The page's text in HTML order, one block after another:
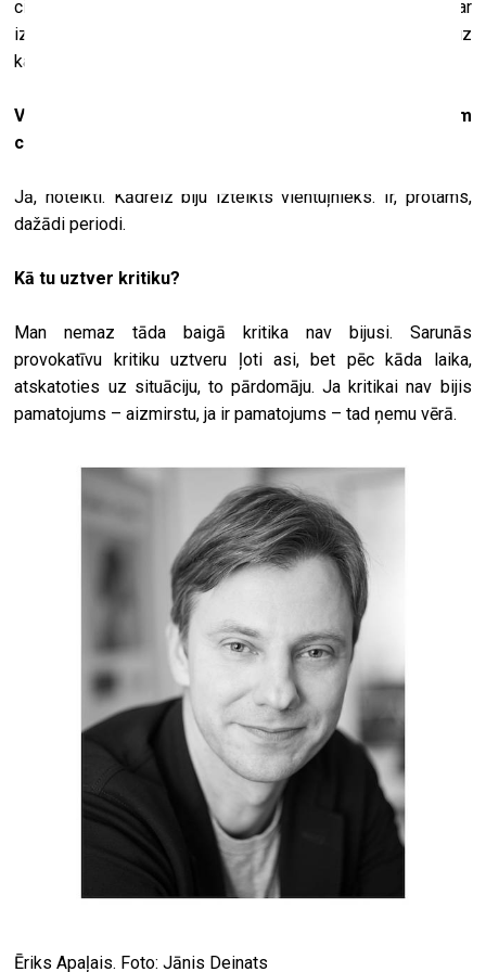
cilvēkam izkristalizējas pamatlietas, un tad vide īsti nevar
izsist no sliedēm. Varbūt laika gaitā izveidojas paļāvība uz
kaut ko nezināmu. Protams, viss var arī sagrozīties.
Vai tev ir nepieciešama komunikācija ar citiem
cilvēkiem?
Jā, noteikti. Kādreiz biju izteikts vientuļnieks. Ir, protams,
dažādi periodi.
Kā tu uztver kritiku?
Man nemaz tāda baigā kritika nav bijusi. Sarunās
provokatīvu kritiku uztveru ļoti asi, bet pēc kāda laika,
atskatoties uz situāciju, to pārdomāju. Ja kritikai nav bijis
pamatojums – aizmirstu, ja ir pamatojums – tad ņemu vērā.
Ēriks Apaļais. Foto: Jānis Deinats